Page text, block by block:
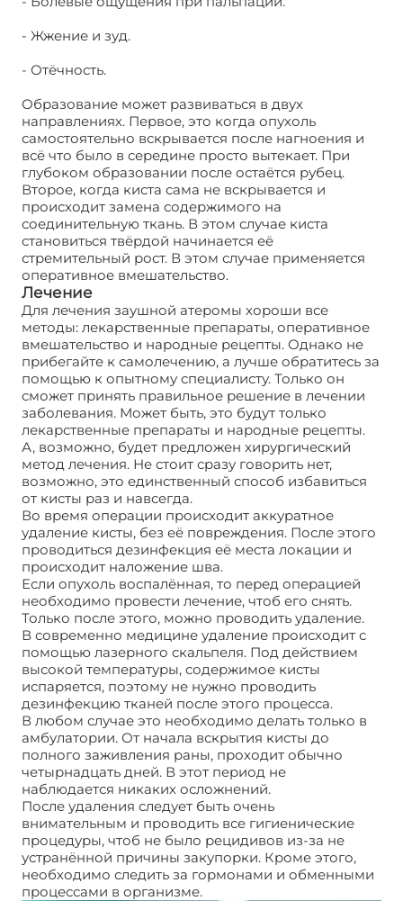
- Жжение и зуд.
- Отёчность.
Образование может развиваться в двух
направлениях. Первое, это когда опухоль
самостоятельно вскрывается после нагноения и
всё что было в середине просто вытекает. При
глубоком образовании после остаётся рубец.
Второе, когда киста сама не вскрывается и
происходит замена содержимого на
соединительную ткань. В этом случае киста
становиться твёрдой начинается её
стремительный рост. В этом случае применяется
оперативное вмешательство.
Лечение
Для лечения заушной атеромы хороши все
методы: лекарственные препараты, оперативное
вмешательство и народные рецепты. Однако не
прибегайте к самолечению, а лучше обратитесь за
помощью к опытному специалисту. Только он
сможет принять правильное решение в лечении
заболевания. Может быть, это будут только
лекарственные препараты и народные рецепты.
А, возможно, будет предложен хирургический
метод лечения. Не стоит сразу говорить нет,
возможно, это единственный способ избавиться
от кисты раз и навсегда.
Во время операции происходит аккуратное
удаление кисты, без её повреждения. После этого
проводиться дезинфекция её места локации и
происходит наложение шва.
Если опухоль воспалённая, то перед операцией
необходимо провести лечение, чтоб его снять.
Только после этого, можно проводить удаление.
В современно медицине удаление происходит с
помощью лазерного скальпеля. Под действием
высокой температуры, содержимое кисты
испаряется, поэтому не нужно проводить
дезинфекцию тканей после этого процесса.
В любом случае это необходимо делать только в
амбулатории. От начала вскрытия кисты до
полного заживления раны, проходит обычно
четырнадцать дней. В этот период не
наблюдается никаких осложнений.
После удаления следует быть очень
внимательным и проводить все гигиенические
процедуры, чтоб не было рецидивов из-за не
устранённой причины закупорки. Кроме этого,
необходимо следить за гормонами и обменными
процессами в организме.